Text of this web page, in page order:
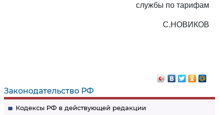
Законодательство РФ
Кодексы РФ в действующей редакции
службы по тарифам
С.НОВИКОВ